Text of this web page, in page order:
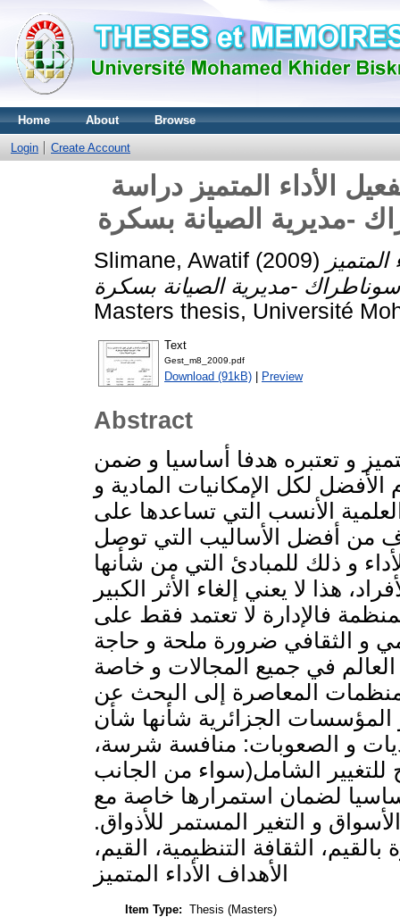
Home About Browse
Login Create Account
الأداء المتميز دراسة
Slimane, Awatif (2009)
Masters thesis, Université
Text
Gest_m8_2009.pdf
Download (91kB) | Preview
Abstract
و تعتبره هدفا أساسيا و ضمن
لكل الإمكانيات المادية و
الأنسب التي تساعدها على
من أفضل الأساليب التي توصل
و ذلك للمبادئ التي من شأنها
هذا لا يعني إلغاء الأثر الكبير
فالإدارة لا تعتمد فقط على
و الثقافي ضرورة ملحة و حاجة
في جميع المجالات و خاصة
المعاصرة إلى البحث عن
المؤسسات الجزائرية شأنها شأن
و الصعوبات: منافسة شرسة،
للتغيير الشامل(سواء من الجانب
لضمان استمرارها خاصة مع
و التغير المستمر للأذواق.
بالقيم، الثقافة التنظيمية، القيم،
الأهداف الأداء المتميز
Item Type: Thesis (Masters)